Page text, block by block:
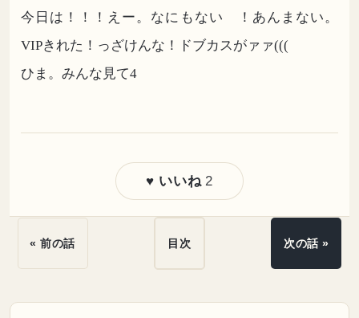
今日は！！！えー。なにもない ！あんまない。
VIPきれた！っざけんな！ドブカスがァァ(((
ひま。みんな見て4
♥ いいね 2
« 前の話 目次 次の話 »